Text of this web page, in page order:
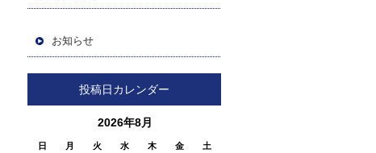
お知らせ
投稿日カレンダー
2026年8月
日 月 火 水 木 金 土